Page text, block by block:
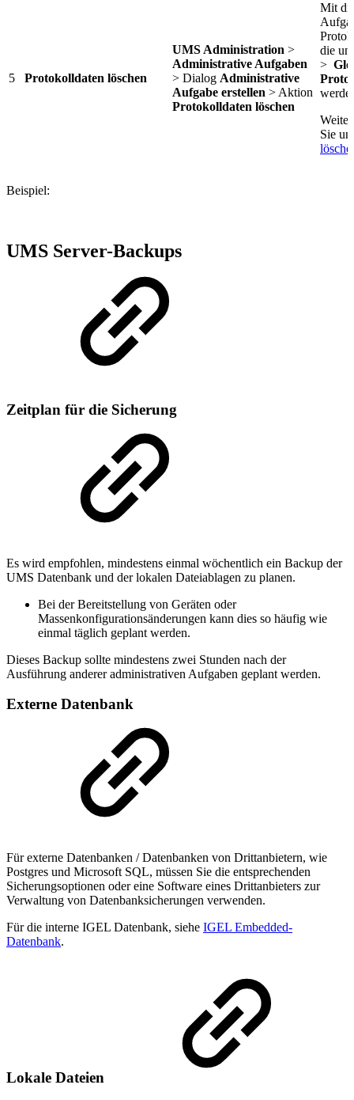
5 Protokolldaten löschen
UMS Administration >
Administrative Aufgaben
> Dialog Administrative
Aufgabe erstellen > Aktion
Protokolldaten löschen
Mit
die
>
Sie
Beispiel:
UMS Server-Backups
Zeitplan für die Sicherung
Es wird empfohlen, mindestens einmal wöchentlich ein Backup der
UMS Datenbank und der lokalen Dateiablagen zu planen.
Bei der Bereitstellung von Geräten oder
Massenkonfigurationsänderungen kann dies so häufig wie
einmal täglich geplant werden.
Dieses Backup sollte mindestens zwei Stunden nach der
Ausführung anderer administrativen Aufgaben geplant werden.
Externe Datenbank
Für externe Datenbanken / Datenbanken von Drittanbietern, wie
Postgres und Microsoft SQL, müssen Sie die entsprechenden
Sicherungsoptionen oder eine Software eines Drittanbieters zur
Verwaltung von Datenbanksicherungen verwenden.
Für die interne IGEL Datenbank, siehe IGEL Embedded-
Datenbank.
Lokale Dateien